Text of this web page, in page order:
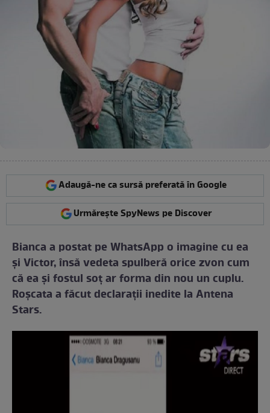
Adaugă-ne ca sursă preferată în Google
Urmărește SpyNews pe Discover
Bianca a postat pe WhatsApp o imagine cu ea
şi Victor, însă vedeta spulberă orice zvon cum
că ea şi fostul soţ ar forma din nou un cuplu.
Roşcata a făcut declaraţii inedite la Antena
Stars.